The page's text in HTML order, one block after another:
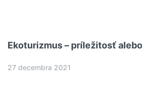
Ekoturizmus – príležitosť
27 decembra 2021